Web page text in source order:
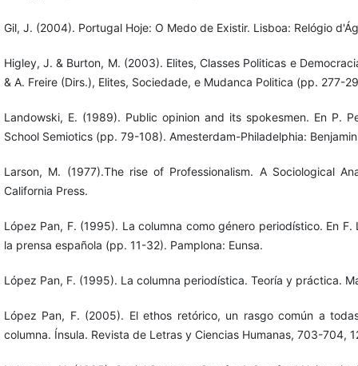
Gil, J. (2004). Portugal Hoje: O Medo de Existir. Lisboa: Relógio
Higley, J. & Burton, M. (2003). Elites, Classes Politicas e
& A. Freire (Dirs.), Elites, Sociedade, e Mudanca Politica (pp. 277-
Landowski, E. (1989). Public opinion and its spokesmen. En P.
School Semiotics (pp. 79-108). Amesterdam-Philadelphia:
Larson, M. (1977).The rise of Professionalism. A Sociological
California Press.
López Pan, F. (1995). La columna como género periodístico. En
la prensa española (pp. 11-32). Pamplona: Eunsa.
López Pan, F. (1995). La columna periodística. Teoría y práctica.
López Pan, F. (2005). El ethos retórico, un rasgo común a
columna. Ínsula. Revista de Letras y Ciencias Humanas, 703-704,